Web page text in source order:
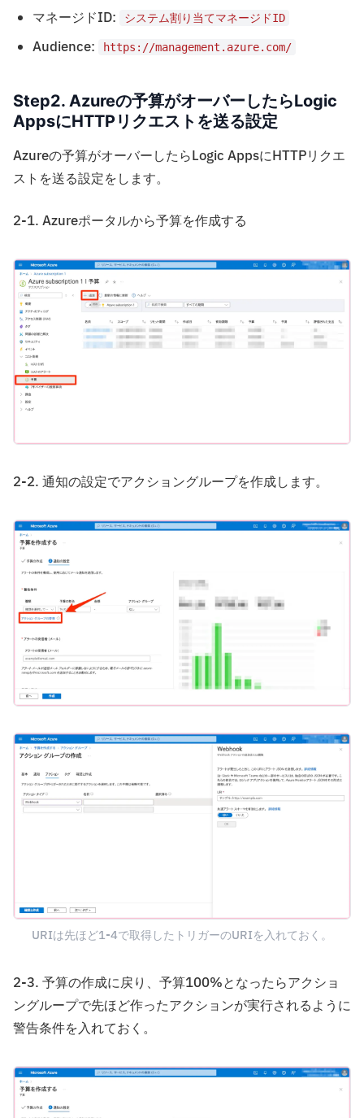
マネージドID: システム割り当てマネージドID
Audience: https://management.azure.com/
Step2. Azureの予算がオーバーしたらLogic
AppsにHTTPリクエストを送る設定
Azureの予算がオーバーしたらLogic AppsにHTTPリクエ
ストを送る設定をします。
2-1. Azureポータルから予算を作成する
2-2. 通知の設定でアクショングループを作成します。
URIは先ほど1-4で取得したトリガーのURIを入れておく。
2-3. 予算の作成に戻り、予算100%となったらアクショ
ングループで先ほど作ったアクションが実行されるように
警告条件を入れておく。